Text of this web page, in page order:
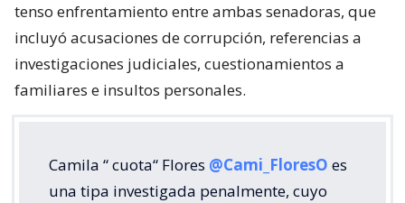
tenso enfrentamiento entre ambas senadoras, que
incluyó acusaciones de corrupción, referencias a
investigaciones judiciales, cuestionamientos a
familiares e insultos personales.
Camila “ cuota“ Flores @Cami_FloresO es
una tipa investigada penalmente, cuyo